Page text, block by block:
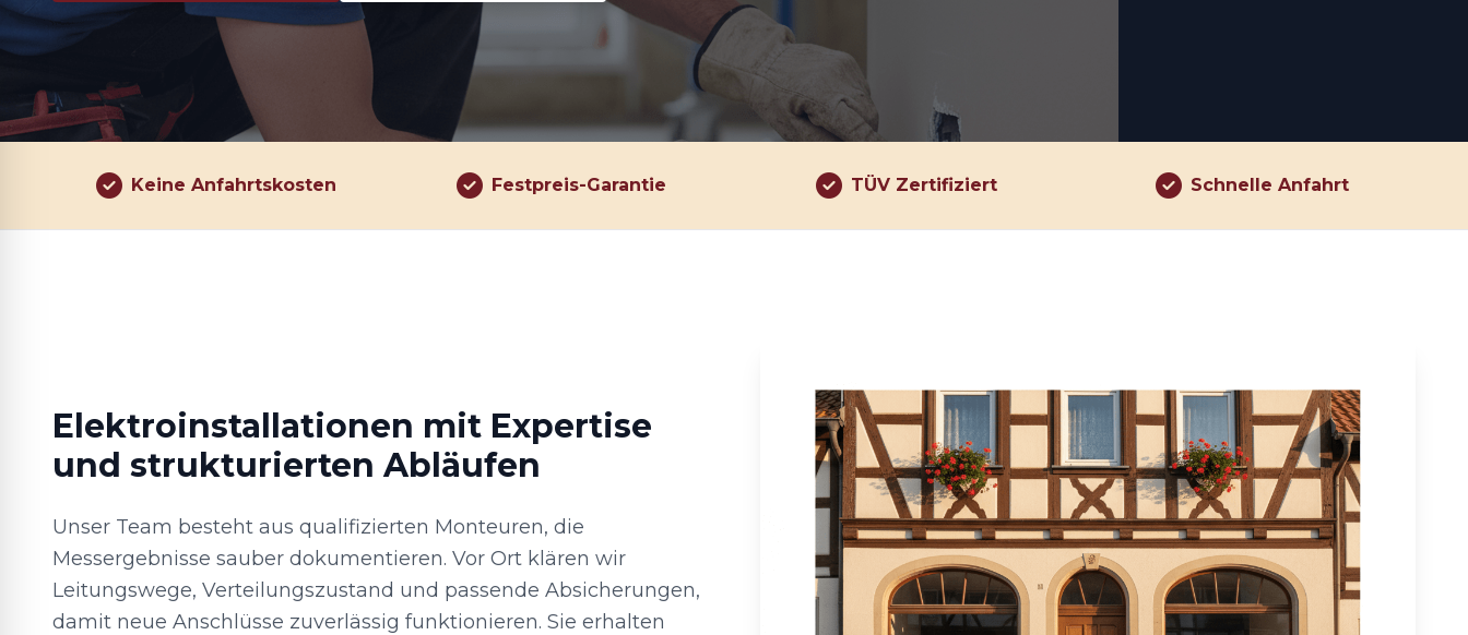
Keine Anfahrtskosten Festpreis-Garantie TÜV Zertifiziert Schnelle Anfahrt
Elektroinstallationen mit Expertise
und strukturierten Abläufen
Unser Team besteht aus qualifizierten Monteuren, die
Messergebnisse sauber dokumentieren. Vor Ort klären wir
Leitungswege, Verteilungszustand und passende Absicherungen,
damit neue Anschlüsse zuverlässig funktionieren. Sie erhalten